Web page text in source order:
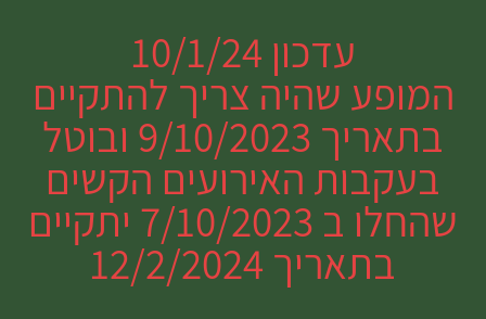
עדכון 10/1/24
המופע שהיה צריך להתקיים
בתאריך 9/10/2023 ובוטל
בעקבות האירועים הקשים
שהחלו ב 7/10/2023 יתקיים
בתאריך 12/2/2024